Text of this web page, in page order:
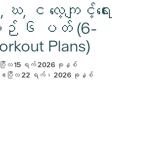
, င လေ့ကျင့်ရေး
၆ ပတ် (6-
Plans)
ြီလ 15 ရက် 2026 ခုနှစ်
ဧပြီလ 22 ရက်၊ 2026 ခုနှစ်